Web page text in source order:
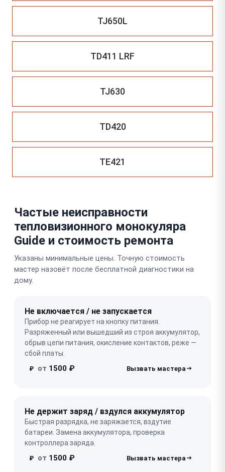
TJ650L
TD411 LRF
TJ630
TD420
TE421
Частые неисправности
тепловизионного монокуляра
Guide и стоимость ремонта
Указаны минимальные цены. Точную стоимость
мастер назовёт после бесплатной диагностики на
дому.
Не включается / не запускается
Прибор не реагирует на кнопку питания.
Разряженный или вышедший из строя аккумулятор,
обрыв цепи питания, окисление контактов, реже —
сбой платы.
₽ от 1500 ₽
Не держит заряд / вздулся аккумулятор
Быстрая разрядка, не заряжается, вздутие
батареи. Замена аккумулятора, проверка
контроллера заряда.
₽ от 1500 ₽